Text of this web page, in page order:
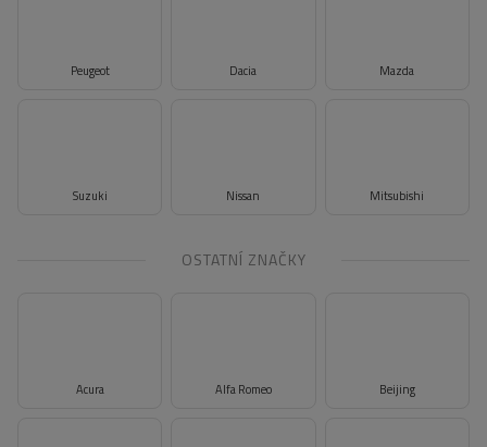
Peugeot Dacia Mazda
Suzuki Nissan Mitsubishi
OSTATNÍ ZNAČKY
Acura Alfa Romeo Beijing